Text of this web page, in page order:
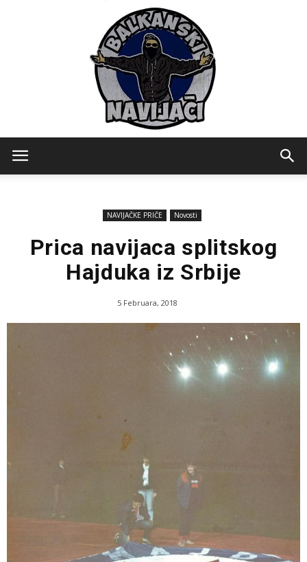
NAVIJAČKE PRIČE Novosti
Prica navijaca splitskog
Hajduka iz Srbije
5 Februara, 2018